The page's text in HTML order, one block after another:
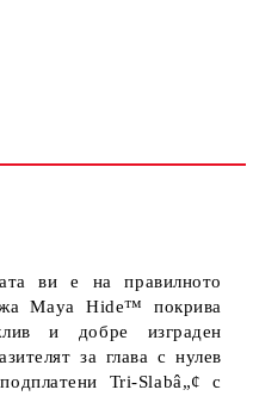
ви е на правилното
Maya Hide™ покрива
и добре изграден
за глава с нулев
Tri-Slabâ„¢ с